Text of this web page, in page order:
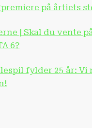
på årtiets
| Skal du vente
6?
fylder 25 år: Vi